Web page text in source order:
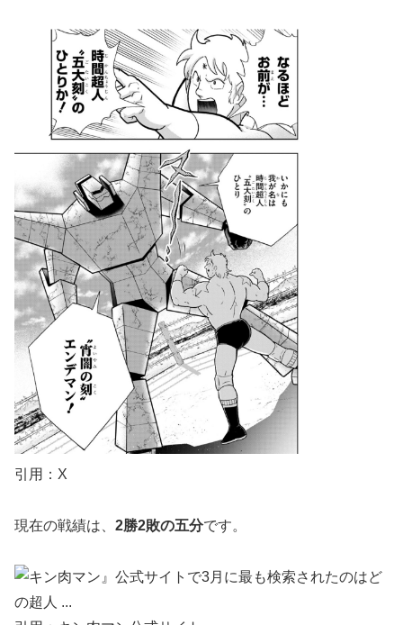
引用：X
現在の戦績は、 2勝2敗の五分です。